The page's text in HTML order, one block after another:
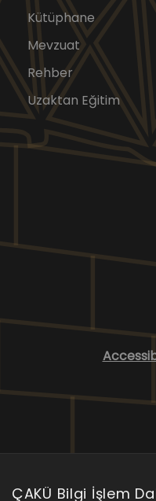
Kütüphane
Mevzuat
Rehber
Uzaktan Eğitim
ÇAKÜ Bilgi İşlem Daire